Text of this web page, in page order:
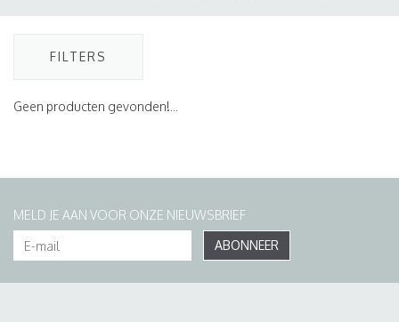
FILTERS
Geen producten gevonden!...
MELD JE AAN VOOR ONZE NIEUWSBRIEF
ABONNEER